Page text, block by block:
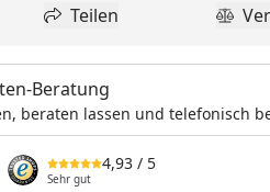
hinzufügen
Teilen
Teilen
Beratung
beraten lassen und telefonisch
4,93 / 5
Sehr gut